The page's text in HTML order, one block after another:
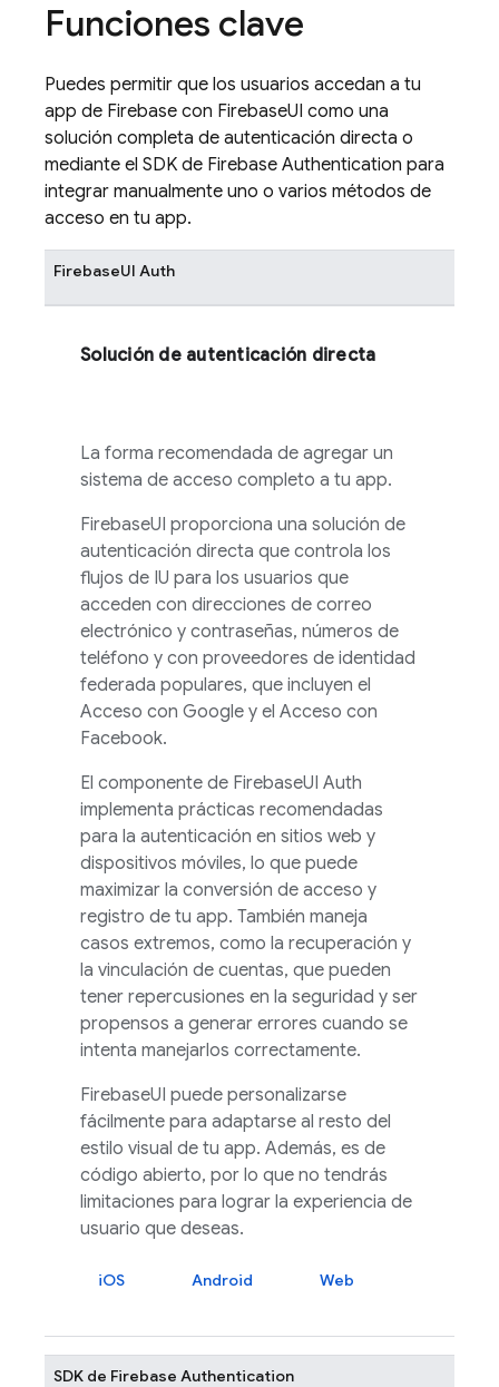
Funciones clave
Puedes permitir que los usuarios accedan a tu
app de Firebase con FirebaseUI como una
solución completa de autenticación directa o
mediante el SDK de Firebase Authentication para
integrar manualmente uno o varios métodos de
acceso en tu app.
FirebaseUI Auth
Solución de autenticación directa
La forma recomendada de agregar un
sistema de acceso completo a tu app.
FirebaseUI proporciona una solución de
autenticación directa que controla los
flujos de IU para los usuarios que
acceden con direcciones de correo
electrónico y contraseñas, números de
teléfono y con proveedores de identidad
federada populares, que incluyen el
Acceso con Google y el Acceso con
Facebook.
El componente de FirebaseUI Auth
implementa prácticas recomendadas
para la autenticación en sitios web y
dispositivos móviles, lo que puede
maximizar la conversión de acceso y
registro de tu app. También maneja
casos extremos, como la recuperación y
la vinculación de cuentas, que pueden
tener repercusiones en la seguridad y ser
propensos a generar errores cuando se
intenta manejarlos correctamente.
FirebaseUI puede personalizarse
fácilmente para adaptarse al resto del
estilo visual de tu app. Además, es de
código abierto, por lo que no tendrás
limitaciones para lograr la experiencia de
usuario que deseas.
iOS Android Web
SDK de Firebase Authentication